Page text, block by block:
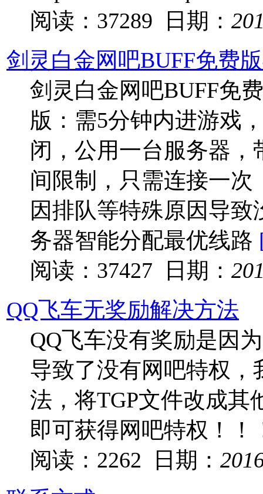
阅读：37289 日期：
剑灵白金网吧BUFF免费
剑灵白金网吧BUFF免
版：需5分钟内进游戏
闭，公用一台服务器
间限制，只需连接一
因排队等特殊原因导
务器智能分配最优线路
阅读：37427 日期：
QQ飞车无奖励解决方法
QQ飞车没有奖励是因
导致了没有网吧特权
法，将TGP文件改成其
即可获得网吧特权！
阅读：2262 日期：